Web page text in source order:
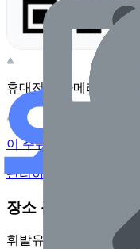
휴대전화 카메라로 찍
이 주유소의 사장님이신
관리하기
장소 근처 주유소
휘발유